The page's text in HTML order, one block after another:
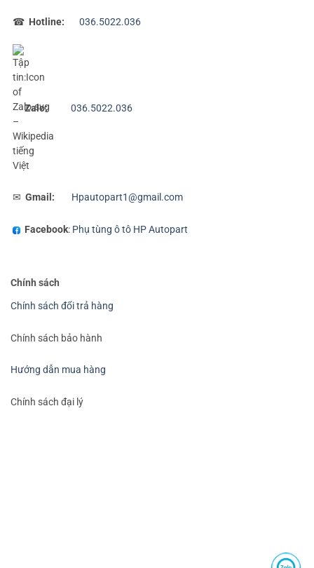
☎ Hotline: 036.5022.036
Zalo: 036.5022.036
✉ Gmail: Hpautopart1@gmail.com
Facebook: Phụ tùng ô tô HP Autopart
Chính sách
Chính sách đổi trả hàng
Chính sách bảo hành
Hướng dẫn mua hàng
Chính sách đại lý